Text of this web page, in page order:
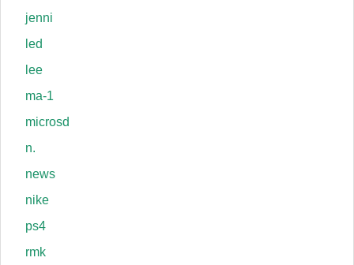
jenni
led
lee
ma-1
microsd
n.
news
nike
ps4
rmk